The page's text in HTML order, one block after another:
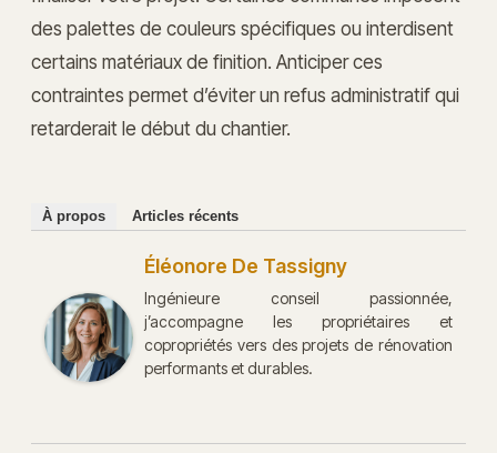
des palettes de couleurs spécifiques ou interdisent
certains matériaux de finition. Anticiper ces
contraintes permet d’éviter un refus administratif qui
retarderait le début du chantier.
À propos Articles récents
Éléonore De Tassigny
Ingénieure conseil passionnée,
j’accompagne les propriétaires et
copropriétés vers des projets de rénovation
performants et durables.